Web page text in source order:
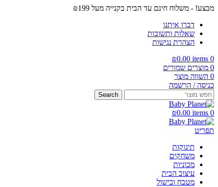
מבצע! - משלוח חינם עד הבית בקנייה מעל ₪199
דברו איתנו
שאלות ותשובות
הצהרת נגישות
0
items
₪0.00
0 מוצרים שמורים
0 השווה מוצר
כניסה / הרשמה
Search
0
items
₪0.00
תפריט
תינוקות
משחקים
מכוניות
עיצוב הבית
מטבח ובישול